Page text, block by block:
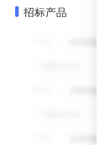
招标产品